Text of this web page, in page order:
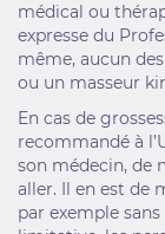
médical ou
expresse du
même, aucun
ou un masseur
En cas de
recommandé à
son médecin, de
aller. Il en est de
par exemple